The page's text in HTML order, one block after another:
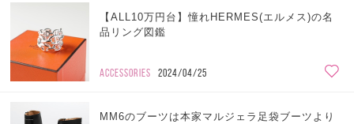
【ALL10万円台】憧れHERMES(エルメス)の名
品リング図鑑
ACCESSORIES 2024/04/25
MM6のブーツは本家マルジェラ足袋ブーツより